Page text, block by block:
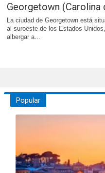
Georgetown (Carolina
La ciudad de Georgetown está
al suroeste de los Estados
albergar a...
Popular